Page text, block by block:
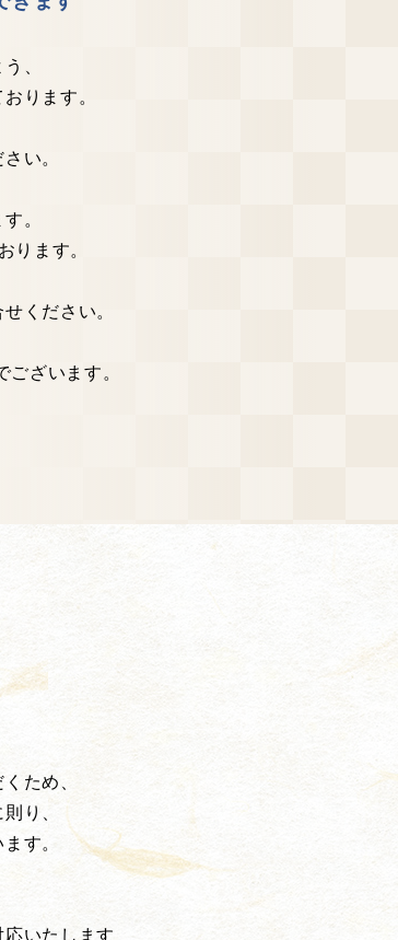
、
ります。
い。
。
ります。
ください。
ざいます。
ため、
り、
す。
いたします